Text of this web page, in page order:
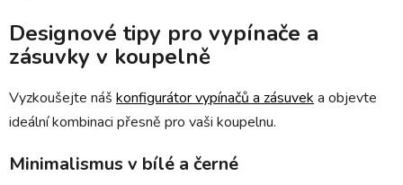
Designové tipy pro vypínače a
zásuvky v koupelně
Vyzkoušejte náš konfigurátor vypínačů a zásuvek a objevte
ideální kombinaci přesně pro vaši koupelnu.
Minimalismus v bílé a černé